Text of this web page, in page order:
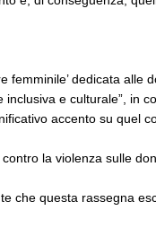
femminile’ dedicata
e culturale”, in
accento su quel
la violenza sulle
che questa rassegna